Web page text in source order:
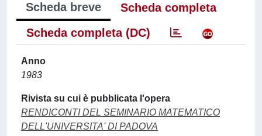
Scheda breve
Scheda completa
Scheda completa (DC)
Anno
1983
Rivista su cui è pubblicata l'opera
RENDICONTI DEL SEMINARIO MATEMATICO
DELL'UNIVERSITA' DI PADOVA